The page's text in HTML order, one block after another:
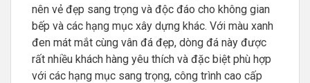
nên vẻ đẹp sang trọng và độc đáo cho không gian
bếp và các hạng mục xây dựng khác. Với màu xanh
đen mát mắt cùng vân đá đẹp, dòng đá này được
rất nhiều khách hàng yêu thích và đặc biệt phù hợp
với các hạng mục sang trọng, công trình cao cấp